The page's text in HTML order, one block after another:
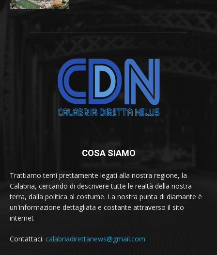
COSA SIAMO
Trattiamo temi prettamente legati alla nostra regione, la
Calabria, cercando di descrivere tutte le realtà della nostra
terra, dalla politica al costume. La nostra punta di diamante è
un'informazione dettagliata e costante attraverso il sito
internet
Contattaci: calabriadirettanews@gmail.com